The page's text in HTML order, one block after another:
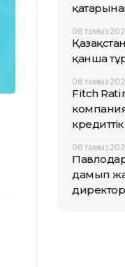
06 тамыз
қанша
06 тамыз
Fitch
06 тамыз
дамып